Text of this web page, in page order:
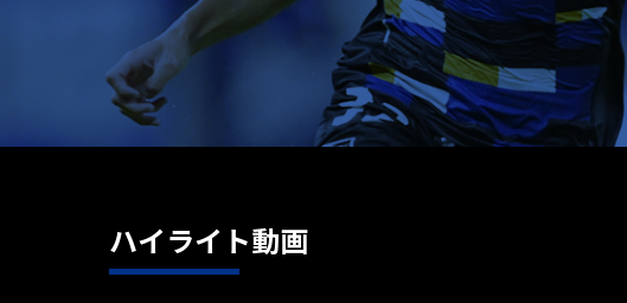
ハイライト動画